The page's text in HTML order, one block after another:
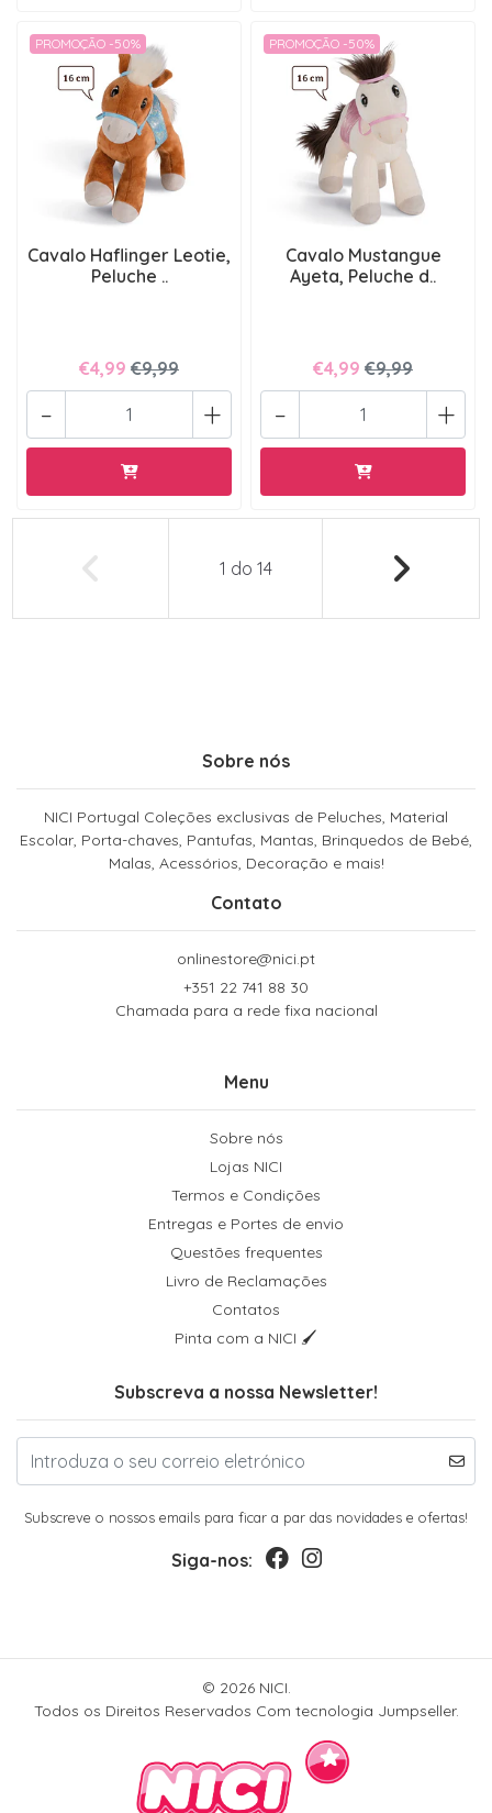
PROMOÇÃO -50%
Cavalo Haflinger Leotie,
Peluche ..
€4,99 €9,99
+
-
PROMOÇÃO -50%
Cavalo Mustangue
Ayeta, Peluche d..
€4,99 €9,99
+
-
1 do 14
Sobre nós
NICI Portugal Coleções exclusivas de Peluches, Material
Escolar, Porta-chaves, Pantufas, Mantas, Brinquedos de Bebé,
Malas, Acessórios, Decoração e mais!
Contato
onlinestore@nici.pt
+351 22 741 88 30
Chamada para a rede fixa nacional
Menu
Sobre nós
Lojas NICI
Termos e Condições
Entregas e Portes de envio
Questões frequentes
Livro de Reclamações
Contatos
Pinta com a NICI 🖌
Subscreva a nossa Newsletter!
Subscreve o nossos emails para ficar a par das novidades e ofertas!
Siga-nos:
© 2026 NICI.
Todos os Direitos Reservados Com tecnologia Jumpseller.